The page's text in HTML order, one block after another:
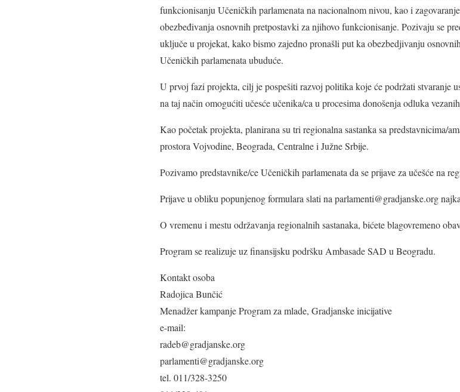
funkcionisanju Učeničkih parlamenata na nacionalnom nivou, kao i
obezbeđivanja osnovnih pretpostavki za njihovo funkcionisanje. Pozivaju se
uključe u projekat, kako bismo zajedno pronašli put ka obezbedjivanju
Učeničkih parlamenata ubuduće.
U prvoj fazi projekta, cilj je pospešiti razvoj politika koje će podržati stvaranje
na taj način omogućiti učesće učenika/ca u procesima donošenja odluka
Kao početak projekta, planirana su tri regionalna sastanka sa predstavnicima/
prostora Vojvodine, Beograda, Centralne i Južne Srbije.
Pozivamo predstavnike/ce Učeničkih parlamenata da se prijave za učešće na
Prijave u obliku popunjenog formulara slati na parlamenti@gradjanske.org
O vremenu i mestu održavanja regionalnih sastanaka, bićete blagovremeno
Program se realizuje uz finansijsku podršku Ambasade SAD u Beogradu.
Kontakt osoba
Radojica Bunčić
Menadžer kampanje Program za mlade, Gradjanske inicijative
e-mail:
radeb@gradjanske.org
parlamenti@gradjanske.org
tel. 011/328-3250